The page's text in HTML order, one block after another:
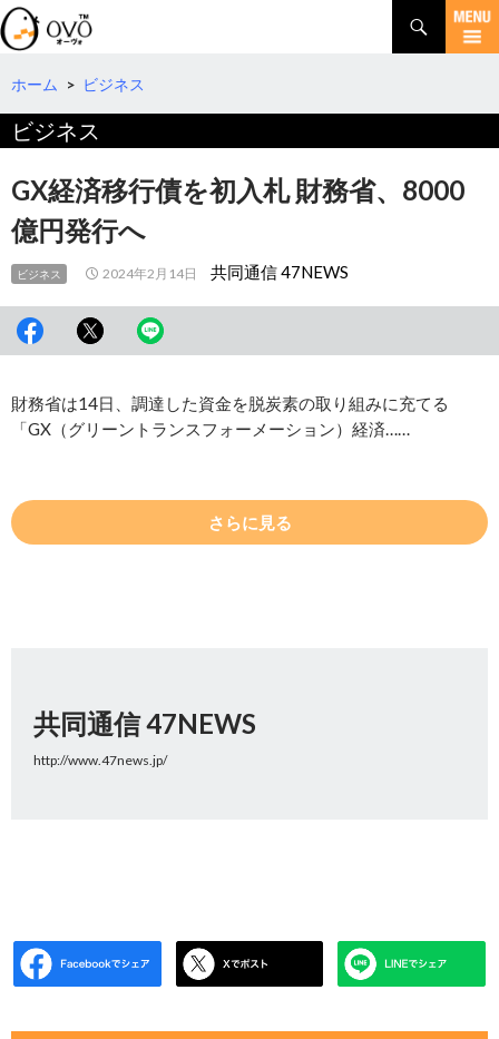
検
索
コ
テ
へ
動
ホーム > ビジネス
ビジネス
GX経済移行債を初入札 財務省、8000
億円発行へ
ビジネス 2024年2月14日 共同通信 47NEWS
財務省は14日、調達した資金を脱炭素の取り組みに充てる
「GX（グリーントランスフォーメーション）経済……
さらに見る
共同通信 47NEWS
http://www.47news.jp/